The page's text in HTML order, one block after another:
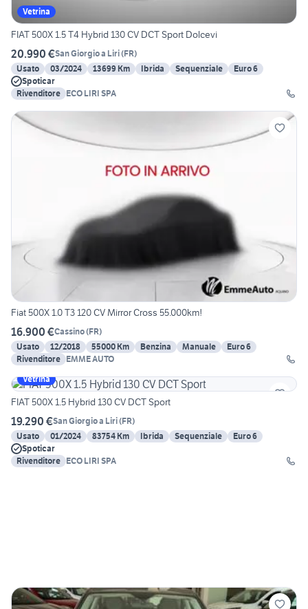
Vetrina
FIAT 500X 1.5 T4 Hybrid 130 CV DCT Sport Dolcevi
20.990 €San Giorgio a Liri(FR)
Usato
03/2024 13699 Km Ibrida Sequenziale
Euro 6
Spoticar
Rivenditore ECO LIRI SPA
Fiat 500X 1.0 T3 120 CV Mirror Cross 55.000km!
16.900 €Cassino(FR)
Usato
12/2018 55000 Km Benzina Manuale
Euro 6
Rivenditore EMME AUTO
Vetrina
FIAT 500X 1.5 Hybrid 130 CV DCT Sport
19.290 €San Giorgio a Liri(FR)
Usato
01/2024 83754 Km Ibrida Sequenziale
Euro 6
Spoticar
Rivenditore ECO LIRI SPA